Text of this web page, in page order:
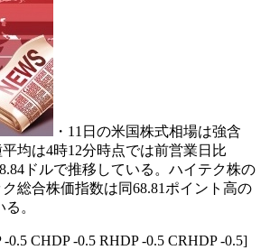
・11日の米国株式相場は強含
均は4時12分時点では前営業日比
ドルで推移している。ハイテク株の
総合株価指数は同68.81ポイント高の
。
CHDP -0.5 RHDP -0.5 CRHDP -0.5]